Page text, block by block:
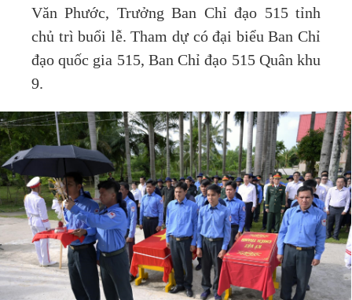
Văn Phước, Trưởng Ban Chỉ đạo 515 tỉnh
chủ trì buổi lễ. Tham dự có đại biểu Ban Chỉ
đạo quốc gia 515, Ban Chỉ đạo 515 Quân khu
9.